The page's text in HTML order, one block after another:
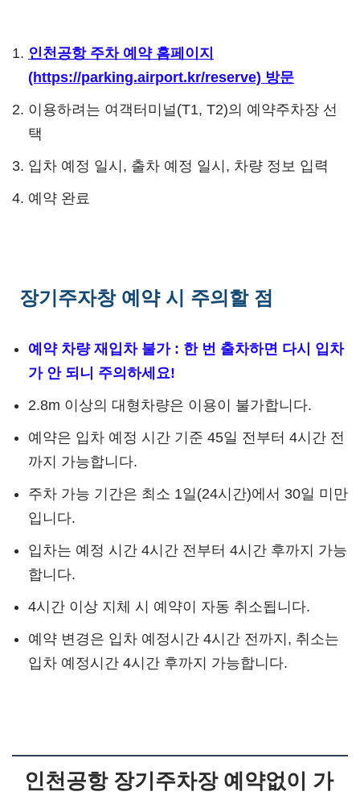
인천공항 주차 예약 홈페이지
(https://parking.airport.kr/reserve) 방문
이용하려는 여객터미널(T1, T2)의 예약주차장 선
택
입차 예정 일시, 출차 예정 일시, 차량 정보 입력
예약 완료
장기주자창 예약 시 주의할 점
예약 차량 재입차 불가 : 한 번 출차하면 다시 입차
가 안 되니 주의하세요!
2.8m 이상의 대형차량은 이용이 불가합니다.
예약은 입차 예정 시간 기준 45일 전부터 4시간 전
까지 가능합니다.
주차 가능 기간은 최소 1일(24시간)에서 30일 미만
입니다.
입차는 예정 시간 4시간 전부터 4시간 후까지 가능
합니다.
4시간 이상 지체 시 예약이 자동 취소됩니다.
예약 변경은 입차 예정시간 4시간 전까지, 취소는
입차 예정시간 4시간 후까지 가능합니다.
인천공항 장기주차장 예약없이 가